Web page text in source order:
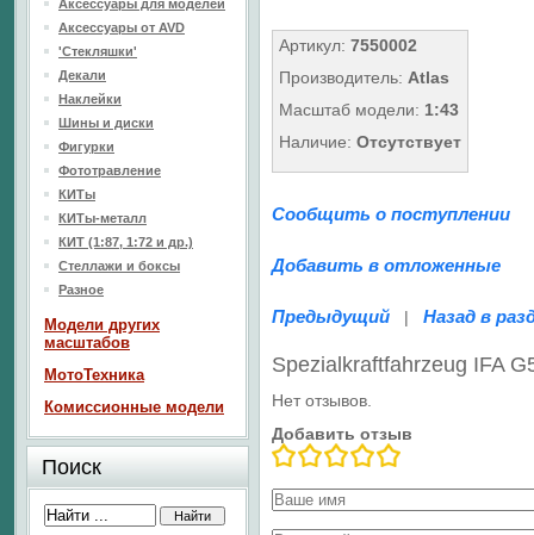
Артикул: 7550002
Производитель: Atlas
Масштаб модели: 1:43
Наличие: Отсутствует
Сообщить о поступлении
Добавить в отложенные
Предыдущий | Назад в
Spezialkraftfahrzeug IFA
Нет отзывов.
Добавить отзыв
Аксессуары для моделей
Аксессуары от AVD
'Стекляшки'
Декали
Наклейки
Шины и диски
Фигурки
Фототравление
КИТы
КИТы-металл
КИТ (1:87, 1:72 и др.)
Стеллажи и боксы
Разное
Модели других
масштабов
МотоТехника
Комиссионные модели
Поиск